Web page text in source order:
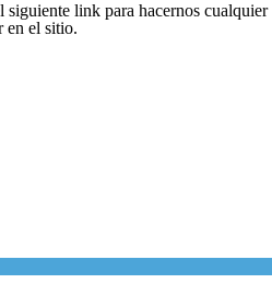
siguiente link para hacernos cualquier
en el sitio.